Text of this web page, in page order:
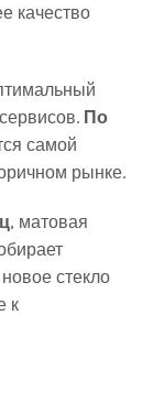
качество
По
самой
рынке.
, матовая
новое стекло
к